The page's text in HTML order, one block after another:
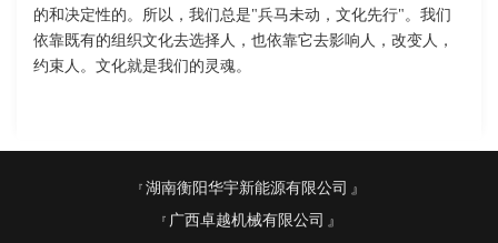
的和决定性的。所以，我们总是"兵马未动，文化先行"。我们
依靠既有的组织文化去选择人，也依靠它去影响人，改变人，
约束人。文化就是我们的灵魂。
湖南衡阳华宇新能源有限公司
广西卓越机械有限公司